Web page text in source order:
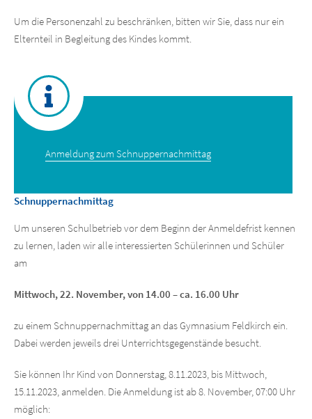
Um die Personenzahl zu beschränken, bitten wir Sie, dass nur ein
Elternteil in Begleitung des Kindes kommt.
Anmeldung zum Schnuppernachmittag
Schnuppernachmittag
Um unseren Schulbetrieb vor dem Beginn der Anmeldefrist kennen
zu lernen, laden wir alle interessierten Schülerinnen und Schüler
am
Mittwoch, 22. November, von 14.00 – ca. 16.00 Uhr
zu einem Schnuppernachmittag an das Gymnasium Feldkirch ein.
Dabei werden jeweils drei Unterrichtsgegenstände besucht.
Sie können Ihr Kind von Donnerstag, 8.11.2023, bis Mittwoch,
15.11.2023, anmelden. Die Anmeldung ist ab 8. November, 07:00 Uhr
möglich: